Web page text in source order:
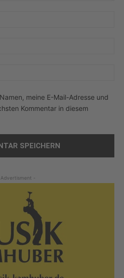
meine E-Mail-Adresse und
Kommentar in diesem
-